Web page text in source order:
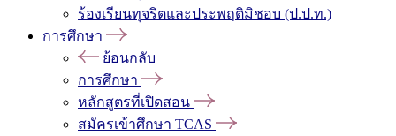
ร้องเรียนทุจริตและประพฤติมิชอบ (ป.ป.ท.)
การศึกษา
ย้อนกลับ
การศึกษา
หลักสูตรที่เปิดสอน
สมัครเข้าศึกษา TCAS